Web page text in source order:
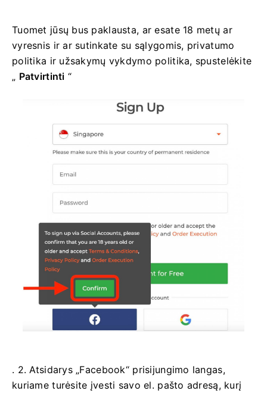
Tuomet jūsų bus paklausta, ar esate 18 metų ar
vyresnis ir ar sutinkate su sąlygomis, privatumo
politika ir užsakymų vykdymo politika, spustelėkite
„ Patvirtinti “
. 2. Atsidarys „Facebook“ prisijungimo langas,
kuriame turėsite įvesti savo el. pašto adresą, kurį